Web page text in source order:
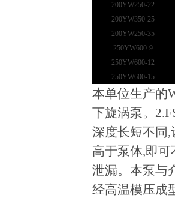
200YW250-22
200YW350-25
200YW250-35
250YW600-9
250YW600-12
250YW600-15
本单位生产的
下旋涡泵。
深度长短不同,
高于泵体,即
泄漏。本泵与
经高温模压成